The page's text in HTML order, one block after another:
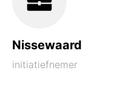
Nissewaard
initiatiefnemer